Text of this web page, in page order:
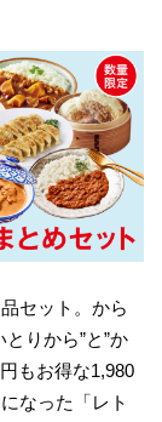
セット。から
りから”と”か
もお得な1,980
なった「レト